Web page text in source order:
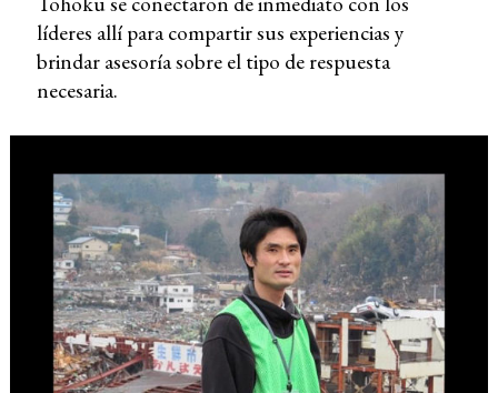
líderes allí para compartir sus experiencias y
brindar asesoría sobre el tipo de respuesta
necesaria.